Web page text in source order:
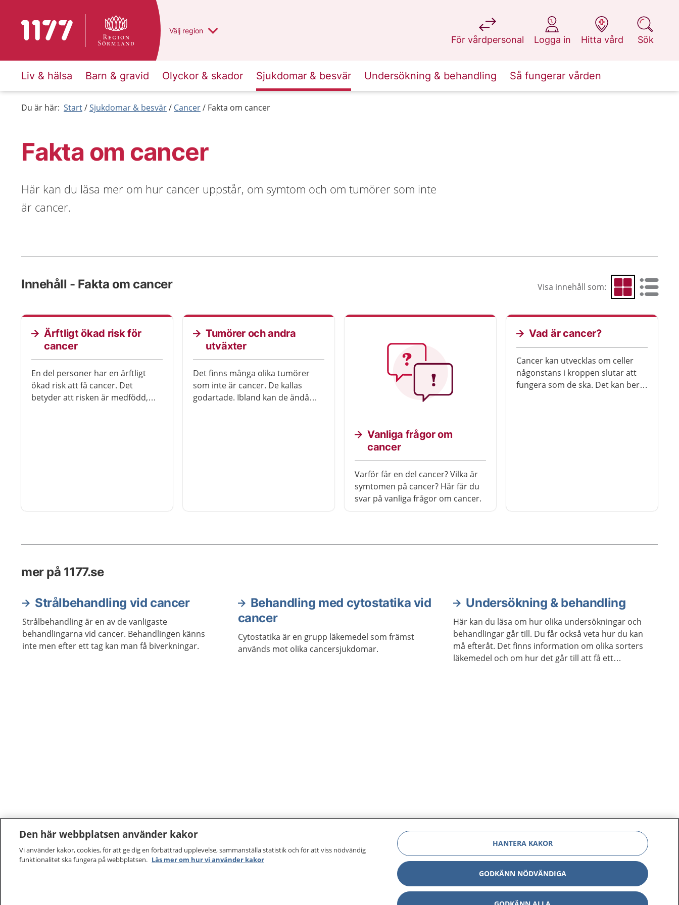
Till startsidan för 1177 Du har valt region
Välj en annan
region
För vårdpersonal
på 1177.se
Logga in
på 1177.se
Hitta vård
på 1177.se
Sök
på 1177.se
Liv & hälsa Barn & gravid Olyckor & skador Sjukdomar & besvär Undersökning & behandling Så fungerar vården
Du är här: Start Sjukdomar & besvär Cancer Fakta om cancer
Fakta om cancer
Här kan du läsa mer om hur cancer uppstår, om symtom och om tumörer som inte
är cancer.
Innehåll - Fakta om cancer Visa innehåll som: Visa som rutnät
Visa som
Ärftligt ökad risk för
cancer
En del personer har en ärftligt
ökad risk att få cancer. Det
betyder att risken är medfödd,
Tumörer och andra
utväxter
Det finns många olika tumörer
som inte är cancer. De kallas
godartade. Ibland kan de ändå
Vanliga frågor om
cancer
Varför får en del cancer? Vilka är
symtomen på cancer? Här får du
svar på vanliga frågor om cancer.
Vad är cancer?
Cancer kan utvecklas om celler
någonstans i kroppen slutar att
fungera som de ska. Det kan bero
mer på 1177.se
Strålbehandling vid cancer
Strålbehandling är en av de vanligaste
behandlingarna vid cancer. Behandlingen känns
inte men efter ett tag kan man få biverkningar.
Behandling med cytostatika vid
cancer
Cytostatika är en grupp läkemedel som främst
används mot olika cancersjukdomar.
Undersökning & behandling
Här kan du läsa om hur olika undersökningar och
behandlingar går till. Du får också veta hur du kan
må efteråt. Det finns information om olika sorters
läkemedel och om hur det går till att få ett
Den här webbplatsen använder kakor
Vi använder kakor, cookies, för att ge dig en förbättrad upplevelse, sammanställa statistik och för att viss nödvändig
funktionalitet ska fungera på webbplatsen. Läs mer om hur vi använder kakor
HANTERA KAKOR
GODKÄNN NÖDVÄNDIGA